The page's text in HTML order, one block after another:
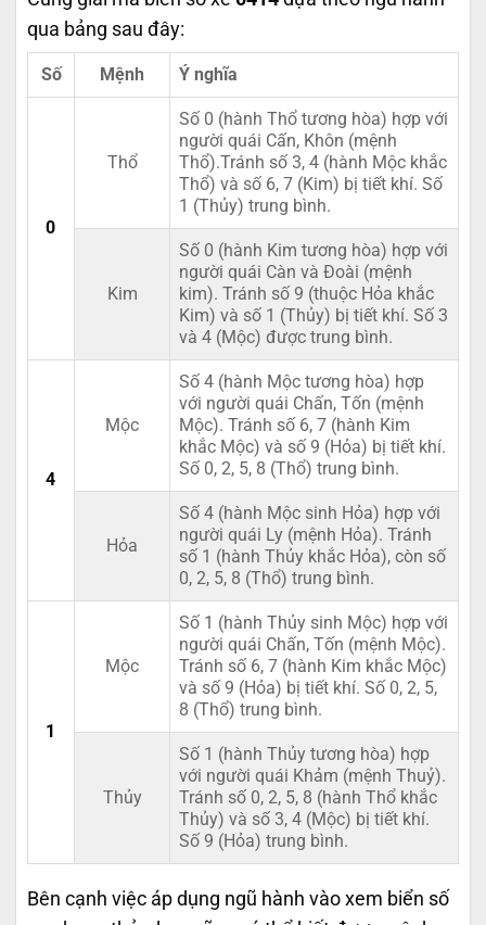
qua bảng sau đây:
Số Mệnh Ý nghĩa
0
Thổ
Số 0 (hành Thổ tương hòa) hợp với
người quái Cấn, Khôn (mệnh
Thổ).Tránh số 3, 4 (hành Mộc khắc
Thổ) và số 6, 7 (Kim) bị tiết khí. Số
1 (Thủy) trung bình.
Kim
Số 0 (hành Kim tương hòa) hợp với
người quái Càn và Đoài (mệnh
kim). Tránh số 9 (thuộc Hỏa khắc
Kim) và số 1 (Thủy) bị tiết khí. Số 3
và 4 (Mộc) được trung bình.
4
Mộc
Số 4 (hành Mộc tương hòa) hợp
với người quái Chấn, Tốn (mệnh
Mộc). Tránh số 6, 7 (hành Kim
khắc Mộc) và số 9 (Hỏa) bị tiết khí.
Số 0, 2, 5, 8 (Thổ) trung bình.
Hỏa
Số 4 (hành Mộc sinh Hỏa) hợp với
người quái Ly (mệnh Hỏa). Tránh
số 1 (hành Thủy khắc Hỏa), còn số
0, 2, 5, 8 (Thổ) trung bình.
1
Mộc
Số 1 (hành Thủy sinh Mộc) hợp với
người quái Chấn, Tốn (mệnh Mộc).
Tránh số 6, 7 (hành Kim khắc Mộc)
và số 9 (Hỏa) bị tiết khí. Số 0, 2, 5,
8 (Thổ) trung bình.
Thủy
Số 1 (hành Thủy tương hòa) hợp
với người quái Khảm (mệnh Thuỷ).
Tránh số 0, 2, 5, 8 (hành Thổ khắc
Thủy) và số 3, 4 (Mộc) bị tiết khí.
Số 9 (Hỏa) trung bình.
Bên cạnh việc áp dụng ngũ hành vào xem biển số